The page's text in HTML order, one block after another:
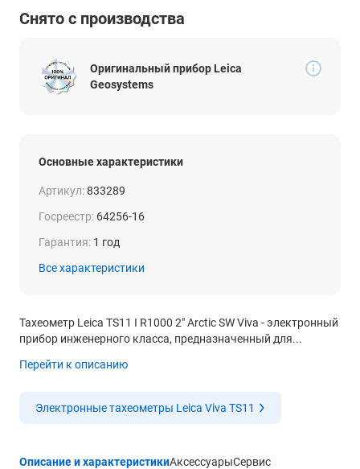
Снято с производства
Оригинальный прибор Leica
Geosystems
Основные характеристики
Артикул:833289
Госреестр: 64256-16
Гарантия: 1 год
Все характеристики
Тахеометр Leica TS11 I R1000 2" Arctic SW Viva - электронный
прибор инженерного класса, предназначенный для...
Перейти к описанию
Электронные тахеометры Leica Viva TS11
Описание и характеристикиАксессуарыСервис